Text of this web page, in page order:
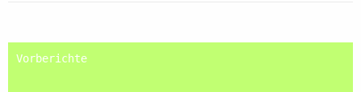
Vorberichte